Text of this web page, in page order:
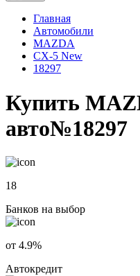
Главная
Автомобили
MAZDA
CX-5 New
18297
Купить
авто№18297
18
Банков на выбор
от 4.9%
Автокредит